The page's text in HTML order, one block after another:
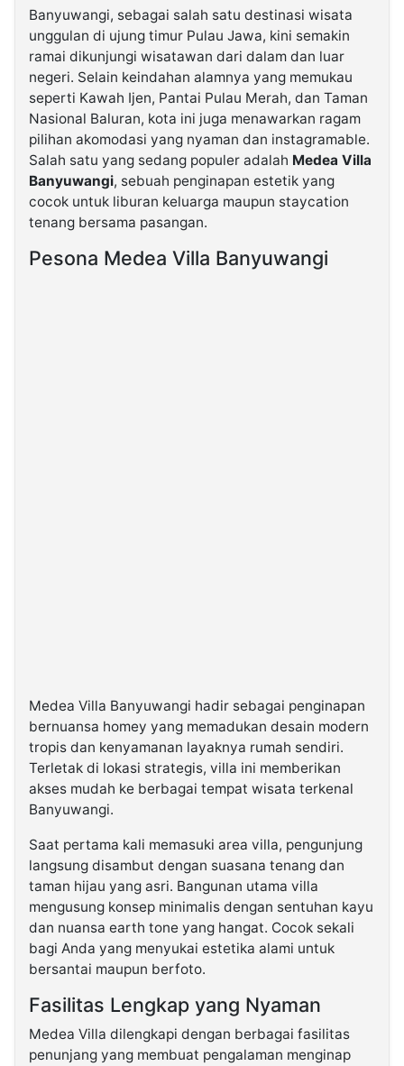
Kabarbaru.co
2026
Media
Holding
Banyuwangi, sebagai salah satu destinasi wisata
unggulan di ujung timur Pulau Jawa, kini semakin
ramai dikunjungi wisatawan dari dalam dan luar
negeri. Selain keindahan alamnya yang memukau
seperti Kawah Ijen, Pantai Pulau Merah, dan Taman
Nasional Baluran, kota ini juga menawarkan ragam
pilihan akomodasi yang nyaman dan instagramable.
Salah satu yang sedang populer adalah Medea Villa
Banyuwangi, sebuah penginapan estetik yang
cocok untuk liburan keluarga maupun staycation
tenang bersama pasangan.
Pesona Medea Villa Banyuwangi
Medea Villa Banyuwangi hadir sebagai penginapan
bernuansa homey yang memadukan desain modern
tropis dan kenyamanan layaknya rumah sendiri.
Terletak di lokasi strategis, villa ini memberikan
akses mudah ke berbagai tempat wisata terkenal
Banyuwangi.
Saat pertama kali memasuki area villa, pengunjung
langsung disambut dengan suasana tenang dan
taman hijau yang asri. Bangunan utama villa
mengusung konsep minimalis dengan sentuhan kayu
dan nuansa earth tone yang hangat. Cocok sekali
bagi Anda yang menyukai estetika alami untuk
bersantai maupun berfoto.
Fasilitas Lengkap yang Nyaman
Medea Villa dilengkapi dengan berbagai fasilitas
penunjang yang membuat pengalaman menginap